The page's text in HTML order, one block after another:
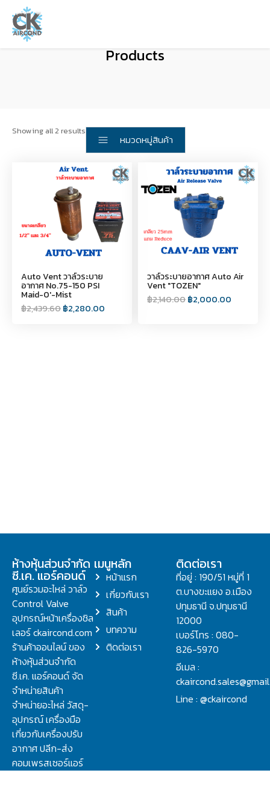
Products
Showing all 2 results
หมวดหมู่สินค้า
Auto Vent วาล์วระบาย
อากาศ No.75-150 PSI
Maid-0'-Mist
฿2,439.60฿2,280.00
วาล์วระบายอากาศ Auto Air
Vent "TOZEN"
฿2,140.00฿2,000.00
ห้างหุ้นส่วนจำกัด
ซี.เค. แอร์คอนด์
ศูนย์รวมอะไหล่ วาล์ว
Control Valve
อุปกรณ์หน้าเครื่องชิล
เลอร์ ckaircond.com
ร้านค้าออนไลน์ ของ
ห้างหุ้นส่วนจำกัด
ซี.เค. แอร์คอนด์ จัด
จำหน่ายสินค้า
จำหน่ายอะไหล่ วัสดุ-
อุปกรณ์ เครื่องมือ
เกี่ยวกับเครื่องปรับ
อากาศ ปลีก-ส่ง
คอมเพรสเซอร์แอร์
เมนูหลัก
หน้าแรก
เกี่ยวกับเรา
สินค้า
บทความ
ติดต่อเรา
ติดต่อเรา
ที่อยู่ : 190/51 หมู่ที่ 1
ต.บางขะแยง อ.เมือง
ปทุมธานี จ.ปทุมธานี
12000
เบอร์โทร : 080-
826-5970
อีเมล :
Line : @ckaircond